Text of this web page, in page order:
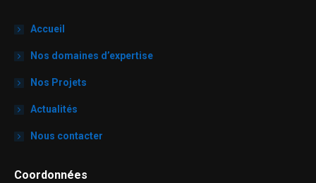
Accueil
Nos domaines d’expertise
Nos Projets
Actualités
Nous contacter
Coordonnées